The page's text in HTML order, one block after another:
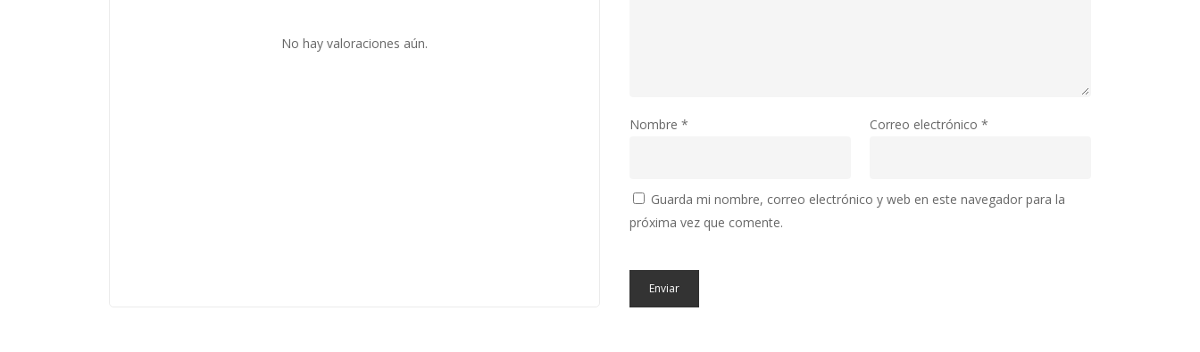
No hay valoraciones aún.
Nombre * Correo electrónico *
Guarda mi nombre, correo electrónico y web en este navegador para la
próxima vez que comente.